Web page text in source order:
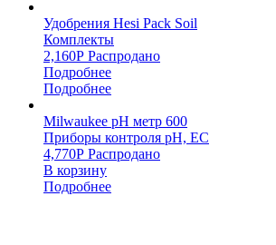
Удобрения Hesi Pack Soil
Комплекты
2,160Р Распродано
Подробнее
Подробнее
Milwaukee pH метр 600
Приборы контроля pH, EC
4,770Р Распродано
В корзину
Подробнее